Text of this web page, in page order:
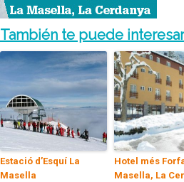
También te puede interesar
Estació d’Esquí La
Masella
Hotel més
Masella, La